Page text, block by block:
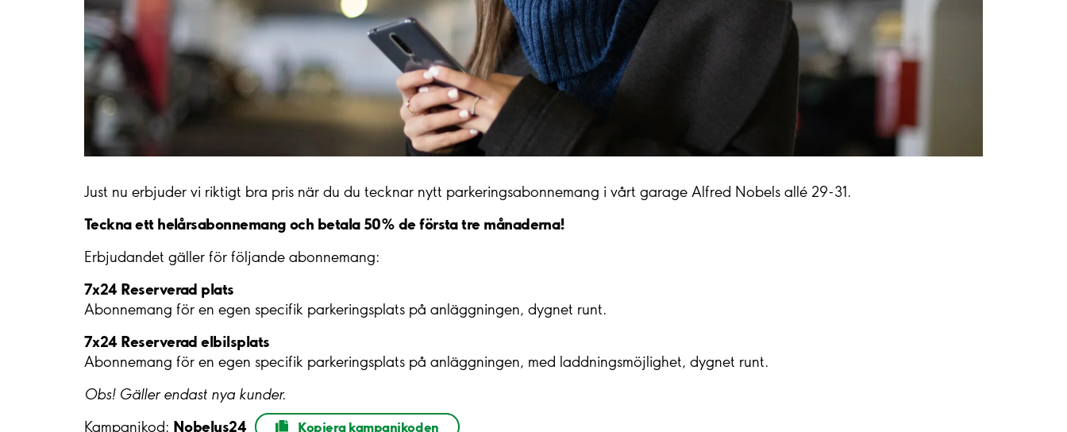
Just nu erbjuder vi riktigt bra pris när du du tecknar nytt parkeringsabonnemang i vårt garage Alfred Nobels allé 29-31.
Teckna ett helårsabonnemang och betala 50% de första tre månaderna!
Erbjudandet gäller för följande abonnemang:
7x24 Reserverad plats
Abonnemang för en egen specifik parkeringsplats på anläggningen, dygnet runt.
7x24 Reserverad elbilsplats
Abonnemang för en egen specifik parkeringsplats på anläggningen, med laddningsmöjlighet, dygnet runt.
Obs! Gäller endast nya kunder.
Kampanjkod: Nobelus24 Kopiera kampanjkoden